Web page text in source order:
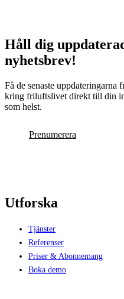
Håll dig
nyhetsbrev!
Få de senaste uppdateringarna
kring friluftslivet direkt till din
som helst.
Prenumerera
Utforska
Tjänster
Referenser
Priser & Abonnemang
Boka demo